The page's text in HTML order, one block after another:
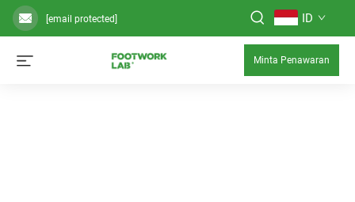
[email protected] ID
Minta Penawaran